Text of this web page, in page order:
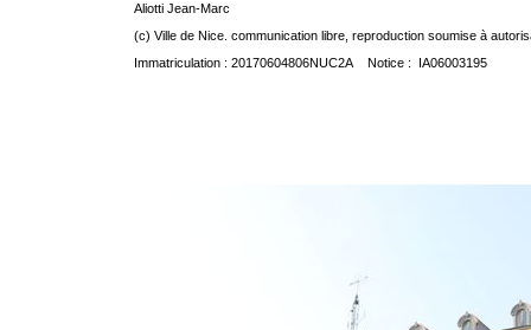
Aliotti Jean-Marc
(c) Ville de Nice. communication libre, reproduction soumise à
Immatriculation : 20170604806NUC2A Notice : IA06003195